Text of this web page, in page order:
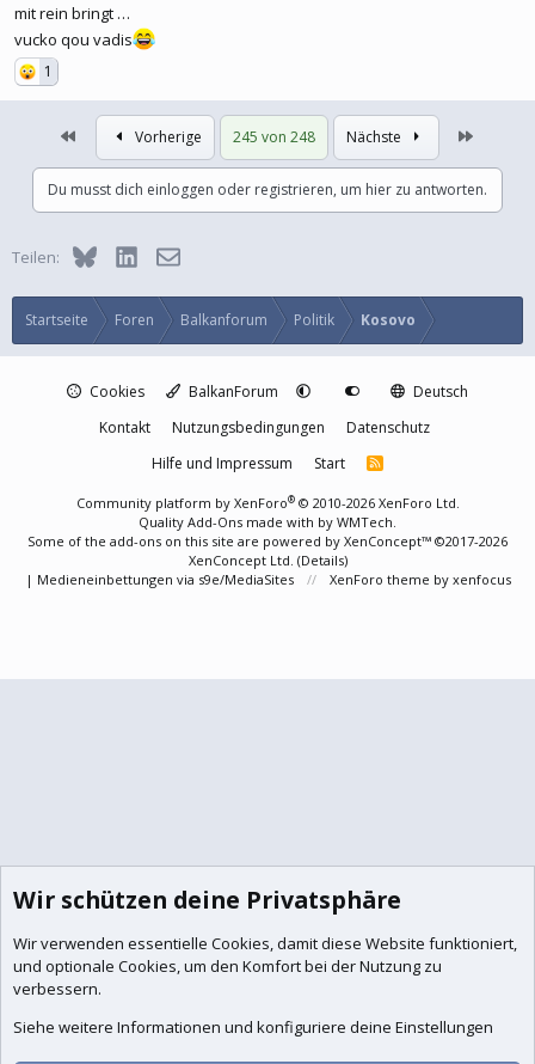
mit rein bringt …
vucko qou vadis
1
Vorherige 245 von 248 Nächste
Du musst dich einloggen oder registrieren, um hier zu antworten.
Teilen: BlueskyLinkedInE-Mail
Startseite Foren Balkanforum Politik Kosovo
Cookies BalkanForum
Deutsch
Kontakt
Nutzungsbedingungen
Datenschutz
Hilfe und Impressum
Start
R
Community platform by XenForo® © 2010-2026 XenForo Ltd.
Quality Add-Ons made with by WMTech
Some of the add-ons on this site are powered by XenConcept™ ©2017-2026
XenConcept Ltd. (Details)
| Medieneinbettungen via s9e/MediaSites XenForo theme by xenfocus
Wir schützen deine Privatsphäre
Wir verwenden essentielle Cookies, damit diese Website funktioniert,
und optionale Cookies, um den Komfort bei der Nutzung zu
verbessern.
Siehe weitere Informationen und konfiguriere deine Einstellungen